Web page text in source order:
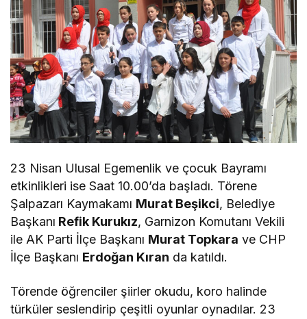
23 Nisan Ulusal Egemenlik ve çocuk Bayramı
etkinlikleri ise Saat 10.00’da başladı. Törene
Şalpazarı Kaymakamı Murat Beşikci, Belediye
Başkanı Refik Kurukız, Garnizon Komutanı Vekili
ile AK Parti İlçe Başkanı Murat Topkara ve CHP
İlçe Başkanı Erdoğan Kıran da katıldı.
Törende öğrenciler şiirler okudu, koro halinde
türküler seslendirip çeşitli oyunlar oynadılar. 23